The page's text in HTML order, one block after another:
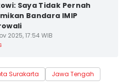
Saya Tidak Pernah
Bandara IMIP
2025, 17:54 WIB
Surakarta Jawa Tengah